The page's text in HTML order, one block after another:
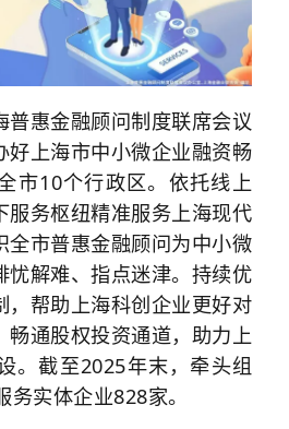
普惠金融顾问制度联席会议
好上海市中小微企业融资畅
市10个行政区。依托线上
服务枢纽精准服务上海现代
全市普惠金融顾问为中小微
忧解难、指点迷津。持续优
，帮助上海科创企业更好对
畅通股权投资通道，助力上
。截至2025年末，牵头组
实体企业828家。